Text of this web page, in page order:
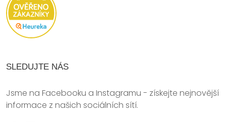
SLEDUJTE NÁS
Jsme na Facebooku a Instagramu - získejte nejnovější
informace z našich sociálních sítí.